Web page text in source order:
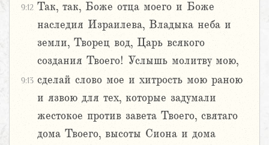
9:12 Так, так, Боже отца моего и Боже
наследия Израилева, Владыка неба и
земли, Творец вод, Царь всякого
создания Твоего! Услышь молитву мою,
9:13 сделай слово мое и хитрость мою раною
и язвою для тех, которые задумали
жестокое против завета Твоего, святаго
дома Твоего, высоты Сиона и дома